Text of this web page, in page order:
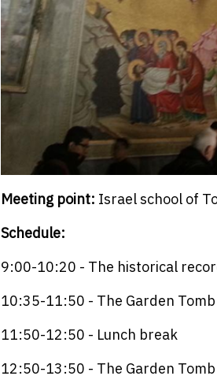
Meeting point: Israel school of
Schedule:
9:00-10:20 - The historical
10:35-11:50 - The Garden Tomb
11:50-12:50 - Lunch break
12:50-13:50 - The Garden